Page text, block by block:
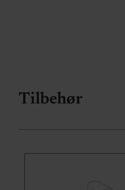
Tilbehør